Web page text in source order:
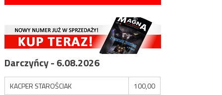
Darczyńcy - 6.08.2026
KACPER STAROŚCIAK
100,00